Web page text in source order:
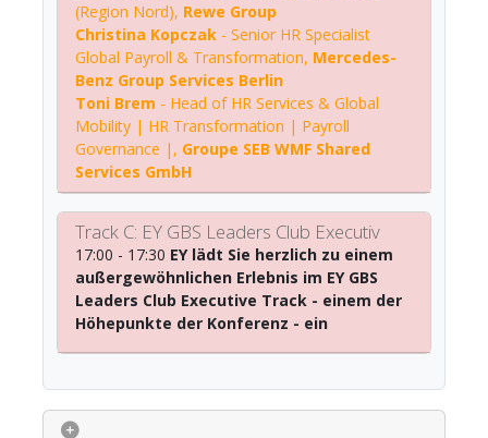
(Region Nord), Rewe Group
Christina Kopczak - Senior HR Specialist
Global Payroll & Transformation, Mercedes-
Benz Group Services Berlin
Toni Brem - Head of HR Services & Global
Mobility | HR Transformation | Payroll
Governance | , Groupe SEB WMF Shared
Services GmbH
Track C: EY GBS Leaders Club Executiv
17:00 - 17:30 EY lädt Sie herzlich zu einem
außergewöhnlichen Erlebnis im EY GBS
Leaders Club Executive Track - einem der
Höhepunkte der Konferenz - ein